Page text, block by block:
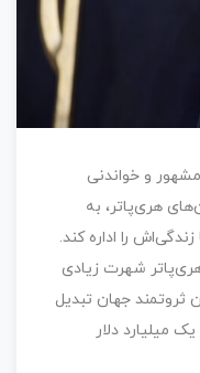
و خواندنی
هری‌پاتر، به
را اداره کند.
شهرت زیادی
ثروتمند جهان تبدیل
میلیارد دلار